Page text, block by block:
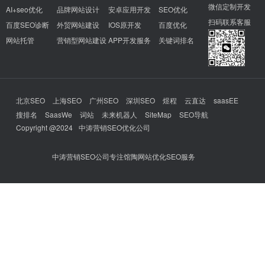
AI+seo优化
百度SEO诊断
网站托管
品牌网站设计
外贸网站建设
营销型网站建设
安卓应用开发
IOS原开发
APP开发服务
SEO优化
百度优化
关键词排名
微信定制开发
扫码联系客服
北京SEO 上海SEO 广州SEO 深圳SEO 煜程 云直达
saasEE
搜排名
SaasWe 词站 未来机器人 SiteMap
SEO导航
Copyright @2024 中涛营销SEO优化公司
中涛营销SEO公司专注馆陶网站优化SEO服务